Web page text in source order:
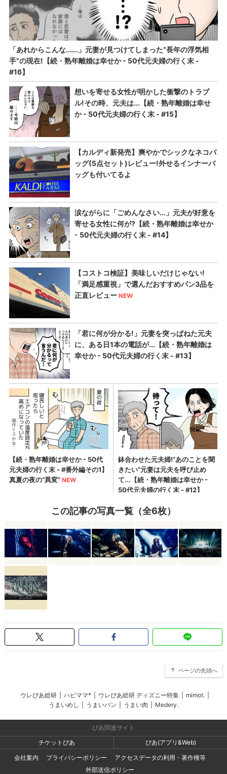
この記事の写真一覧（全6枚）
ページの先頭へ
ウレぴあ総研 ハピママ* ウレぴあ総研 ディズニー特集 mimot.
うまいめし
うまいパン うまい肉 Medery.
ぴあ関連サイト
チケットぴあ
ぴあ(アプリ&Web)
会社案内
プライバシーポリシー
アクセスデータの利用・著作権等
外部送信ポリシー